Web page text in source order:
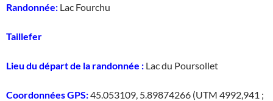
Randonnée: Lac Fourchu
Taillefer
Lieu du départ de la randonnée : Lac du Poursollet
Coordonnées GPS:45.053109, 5.89874266 (UTM 4992,941 ;